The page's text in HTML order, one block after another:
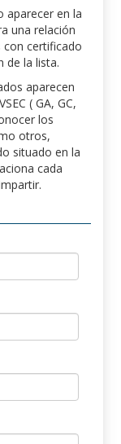
aparecer en la
una relación
con certificado
de la lista.
aparecen
( GA, GC,
los
otros,
situado en la
cada